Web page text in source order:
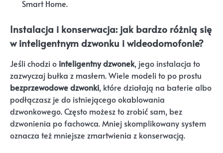
Smart Home.
Instalacja i konserwacja: jak bardzo różnią się
w inteligentnym dzwonku i wideodomofonie?
Jeśli chodzi o inteligentny dzwonek, jego instalacja to
zazwyczaj bułka z masłem. Wiele modeli to po prostu
bezprzewodowe dzwonki, które działają na baterie albo
podłączasz je do istniejącego okablowania
dzwonkowego. Często możesz to zrobić sam, bez
dzwonienia po fachowca. Mniej skomplikowany system
oznacza też mniejsze zmartwienia z konserwacją.